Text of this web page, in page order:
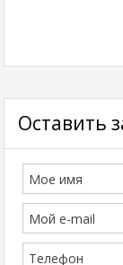
Оставить